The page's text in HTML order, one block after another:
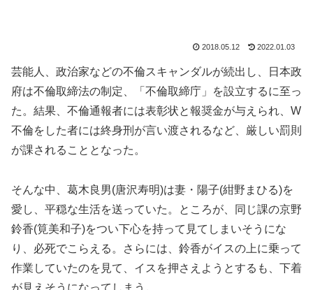
2018.05.12 2022.01.03
芸能人、政治家などの不倫スキャンダルが続出し、日本政
府は不倫取締法の制定、「不倫取締庁」を設立するに至っ
た。結果、不倫通報者には表彰状と報奨金が与えられ、W
不倫をした者には終身刑が言い渡されるなど、厳しい罰則
が課されることとなった。
そんな中、葛木良男(唐沢寿明)は妻・陽子(紺野まひる)を
愛し、平穏な生活を送っていた。ところが、同じ課の京野
鈴香(筧美和子)をつい下心を持って見てしまいそうにな
り、必死でこらえる。さらには、鈴香がイスの上に乗って
作業していたのを見て、イスを押さえようとするも、下着
が見えそうになってしまう。